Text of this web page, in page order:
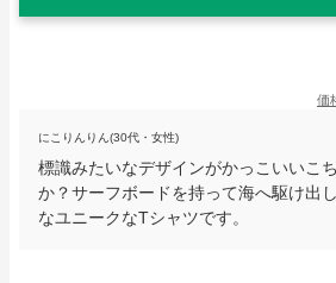
価
にこりんりん(30代・女性)
標識みたいなデザインがかっこいいこ
か？サーフボードを持って海へ駆け出
なユニークなTシャツです。